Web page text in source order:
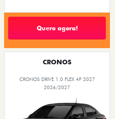
Quero agora!
CRONOS
CRONOS DRIVE 1.0 FLEX 4P 2027
2026/2027